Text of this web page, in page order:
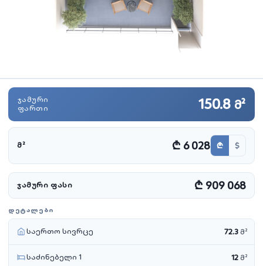
150.8 მ²
ᲯᲐᲛᲣᲠᲘ
ᲤᲐᲠᲗᲘ
Მ² ₾ 6 028 ₾ $
ᲯᲐᲛᲣᲠᲘ ᲤᲐᲡᲘ ₾ 909 068
ᲓᲔᲢᲐᲚᲔᲑᲘ
საერთო სივრცე 72.3მ²
საძინებელი 1 12მ²